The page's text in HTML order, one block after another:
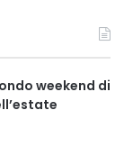
weekend di